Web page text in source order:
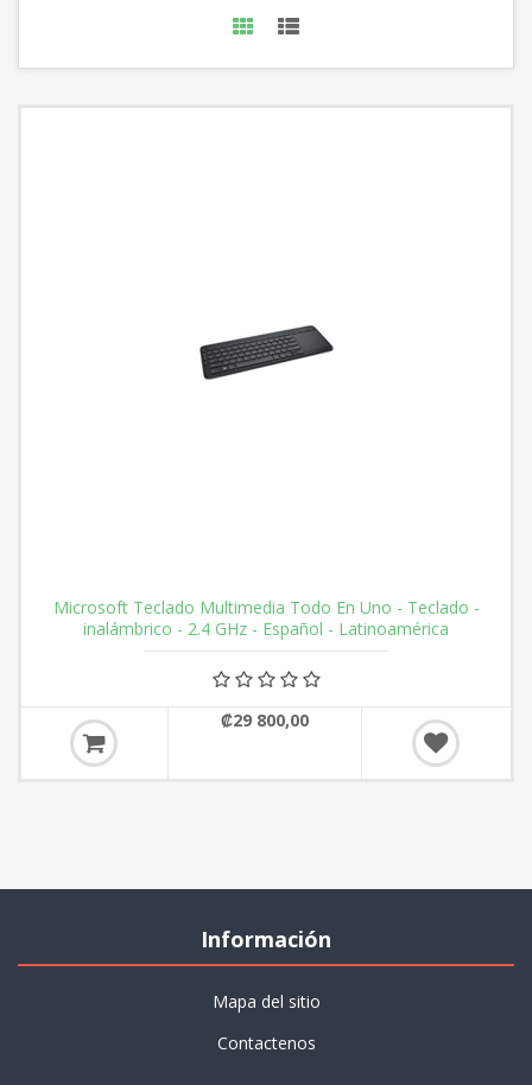
Microsoft Teclado Multimedia Todo En Uno - Teclado -
inalámbrico - 2.4 GHz - Español - Latinoamérica
₡29 800,00
Información
Mapa del sitio
Contactenos